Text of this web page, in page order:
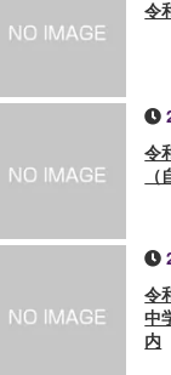
令
令
令
中
内